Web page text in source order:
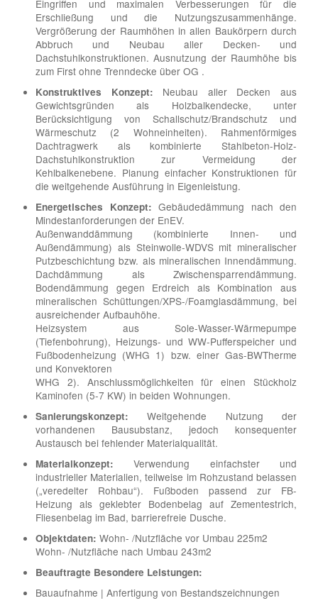
Eingriffen und maximalen Verbesserungen für die
Erschließung und die Nutzungszusammenhänge.
Vergrößerung der Raumhöhen in allen Baukörpern durch
Abbruch und Neubau aller Decken- und
Dachstuhlkonstruktionen. Ausnutzung der Raumhöhe bis
zum First ohne Trenndecke über OG .
Konstruktives Konzept: Neubau aller Decken aus
Gewichtsgründen als Holzbalkendecke, unter
Berücksichtigung von Schallschutz/Brandschutz und
Wärmeschutz (2 Wohneinheiten). Rahmenförmiges
Dachtragwerk als kombinierte Stahlbeton-Holz-
Dachstuhlkonstruktion zur Vermeidung der
Kehlbalkenebene. Planung einfacher Konstruktionen für
die weitgehende Ausführung in Eigenleistung.
Energetisches Konzept: Gebäudedämmung nach den
Mindestanforderungen der EnEV.
Außenwanddämmung (kombinierte Innen- und
Außendämmung) als Steinwolle-WDVS mit mineralischer
Putzbeschichtung bzw. als mineralischen Innendämmung.
Dachdämmung als Zwischensparrendämmung.
Bodendämmung gegen Erdreich als Kombination aus
mineralischen Schüttungen/XPS-/Foamglasdämmung, bei
ausreichender Aufbauhöhe.
Heizsystem aus Sole-Wasser-Wärmepumpe
(Tiefenbohrung), Heizungs- und WW-Pufferspeicher und
Fußbodenheizung (WHG 1) bzw. einer Gas-BWTherme
und Konvektoren
WHG 2). Anschlussmöglichkeiten für einen Stückholz
Kaminofen (5-7 KW) in beiden Wohnungen.
Sanierungskonzept: Weitgehende Nutzung der
vorhandenen Bausubstanz, jedoch konsequenter
Austausch bei fehlender Materialqualität.
Materialkonzept: Verwendung einfachster und
industrieller Materialien, teilweise im Rohzustand belassen
(„veredelter Rohbau“). Fußboden passend zur FB-
Heizung als geklebter Bodenbelag auf Zementestrich,
Fliesenbelag im Bad, barrierefreie Dusche.
Objektdaten: Wohn- /Nutzfläche vor Umbau 225m2
Wohn- /Nutzfläche nach Umbau 243m2
Beauftragte Besondere Leistungen:
Bauaufnahme | Anfertigung von Bestandszeichnungen